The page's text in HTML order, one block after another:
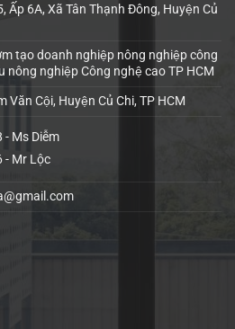
Ấp 6A, Xã Tân Thạnh Đông, Huyện Củ
tạo doanh nghiệp nông nghiệp công
nông nghiệp Công nghệ cao TP HCM
Văn Cội, Huyện Củ Chi, TP HCM
- Ms Diễm
- Mr Lộc